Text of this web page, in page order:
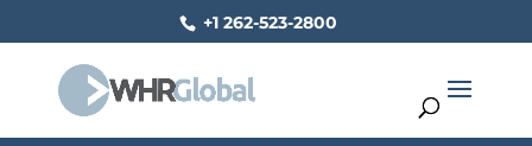
+1 262-523-2800